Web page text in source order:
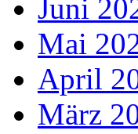
Juni
Mai
April
März